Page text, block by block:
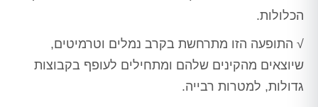
הכלולות.
√ התופעה הזו מתרחשת בקרב נמלים וטרמיטים,
שיוצאים מהקינים שלהם ומתחילים לעופף בקבוצות
גדולות, למטרות רבייה.